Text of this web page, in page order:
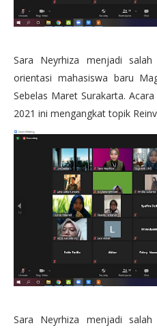
Sara Neyrhiza menjadi
orientasi mahasiswa baru
Sebelas Maret Surakarta.
2021 ini mengangkat topik
Sara Neyrhiza menjadi